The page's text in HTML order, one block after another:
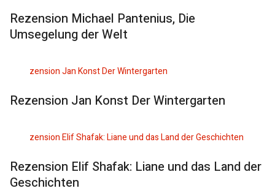
Rezension Michael Pantenius, Die
Umsegelung der Welt
Rezension Jan Konst Der Wintergarten
Rezension Elif Shafak: Liane und das Land der
Geschichten